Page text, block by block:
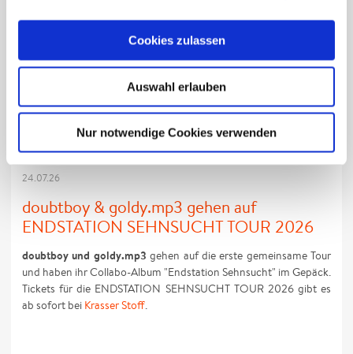
Cookies zulassen
Auswahl erlauben
Nur notwendige Cookies verwenden
24.07.26
doubtboy & goldy.mp3 gehen auf
ENDSTATION SEHNSUCHT TOUR 2026
doubtboy und goldy.mp3 gehen auf die erste gemeinsame Tour
und haben ihr Collabo-Album "Endstation Sehnsucht" im Gepäck.
Tickets für die ENDSTATION SEHNSUCHT TOUR 2026 gibt es
ab sofort bei Krasser Stoff.